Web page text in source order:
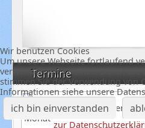
Termine
September
Wir benutzen Cookies
Um unsere Webseite fortlaufend
verwenden wir Cookies. Durch
stimmen Sie der Verwendung von
Informationen siehe unsere
ich bin einverstanden
zur